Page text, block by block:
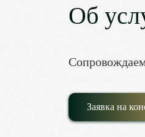
Об
Заявка на